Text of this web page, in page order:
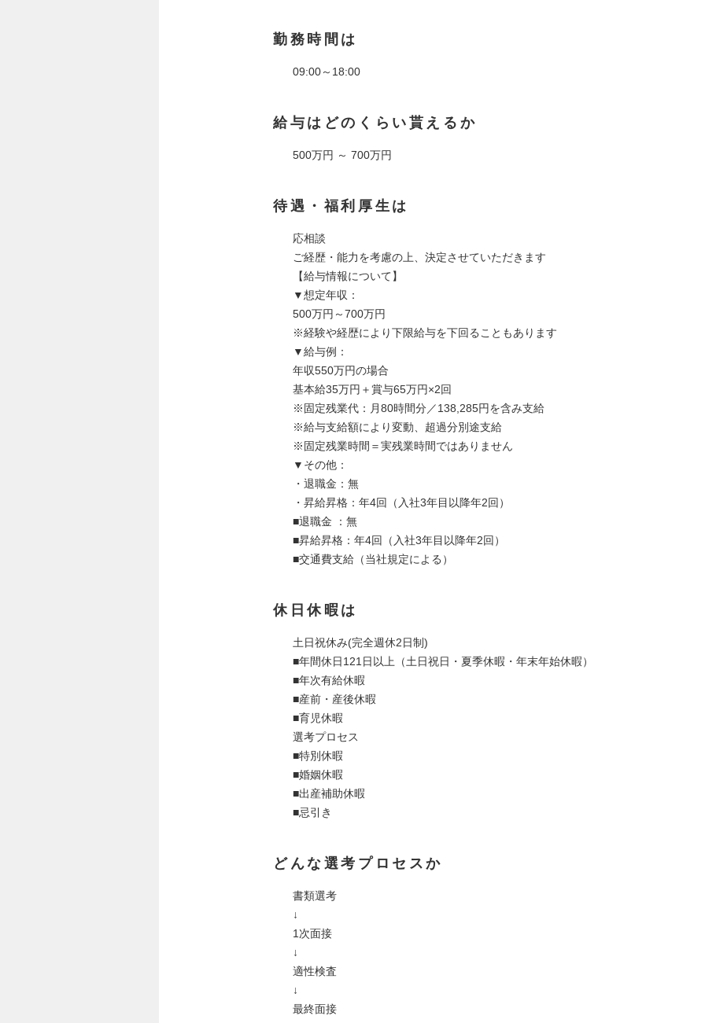
勤務時間は
09:00～18:00
給与はどのくらい貰えるか
500万円 ～ 700万円
待遇・福利厚生は
応相談
ご経歴・能力を考慮の上、決定させていただきます
【給与情報について】
▼想定年収：
500万円～700万円
※経験や経歴により下限給与を下回ることもあります
▼給与例：
年収550万円の場合
基本給35万円＋賞与65万円×2回
※固定残業代：月80時間分／138,285円を含み支給
※給与支給額により変動、超過分別途支給
※固定残業時間＝実残業時間ではありません
▼その他：
・退職金：無
・昇給昇格：年4回（入社3年目以降年2回）
■退職金 ：無
■昇給昇格：年4回（入社3年目以降年2回）
■交通費支給（当社規定による）
休日休暇は
土日祝休み(完全週休2日制)
■年間休日121日以上（土日祝日・夏季休暇・年末年始休暇）
■年次有給休暇
■産前・産後休暇
■育児休暇
選考プロセス
■特別休暇
■婚姻休暇
■出産補助休暇
■忌引き
どんな選考プロセスか
書類選考
↓
1次面接
↓
適性検査
↓
最終面接